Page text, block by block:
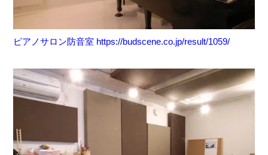
ピアノサロン防音室 https://budscene.co.jp/result/1059/